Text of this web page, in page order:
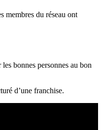
membres du réseau ont
bonnes personnes au bon
d’une franchise.